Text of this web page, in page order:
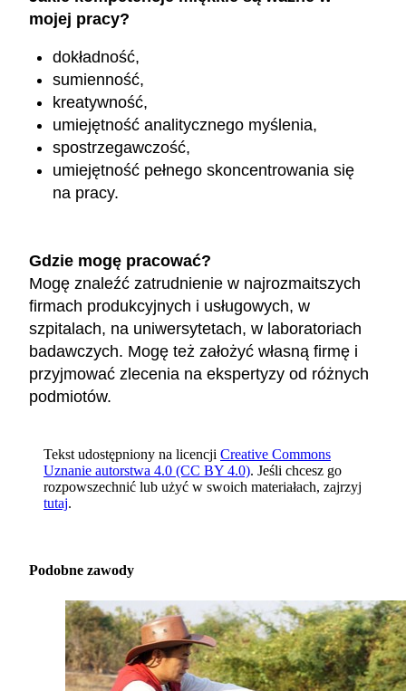
mojej pracy?
dokładność,
sumienność,
kreatywność,
umiejętność analitycznego myślenia,
spostrzegawczość,
umiejętność pełnego skoncentrowania się
na pracy.
Gdzie mogę pracować?
Mogę znaleźć zatrudnienie w najrozmaitszych
firmach produkcyjnych i usługowych, w
szpitalach, na uniwersytetach, w laboratoriach
badawczych. Mogę też założyć własną firmę i
przyjmować zlecenia na ekspertyzy od różnych
podmiotów.
Tekst udostępniony na licencji Creative Commons
Uznanie autorstwa 4.0 (CC BY 4.0). Jeśli chcesz go
rozpowszechnić lub użyć w swoich materiałach, zajrzyj
tutaj.
Podobne zawody